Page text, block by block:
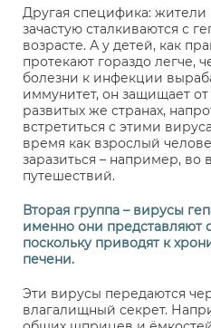
Другая специфика: жители
зачастую сталкиваются с
возрасте. А у детей, как
протекают гораздо легче,
болезни к инфекции
иммунитет, он защищает
развитых же странах,
встретиться с этими
время как взрослый
заразиться – например, во
путешествий.
Вторая группа – вирусы
именно они представляют
поскольку приводят к
печени.
Эти вирусы передаются
влагалищный секрет.